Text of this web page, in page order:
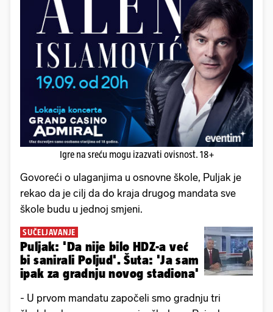
Igre na sreću mogu izazvati ovisnost. 18+
Govoreći o ulaganjima u osnovne škole, Puljak je
rekao da je cilj da do kraja drugog mandata sve
škole budu u jednoj smjeni.
SUČELJAVANJE
Puljak: 'Da nije bilo HDZ-a već
bi sanirali Poljud'. Šuta: 'Ja sam
ipak za gradnju novog stadiona'
- U prvom mandatu započeli smo gradnju tri